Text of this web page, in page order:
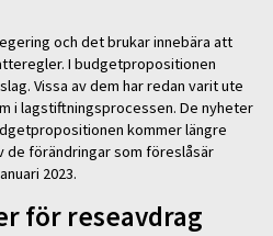
och det brukar innebära att
I budgetpropositionen
Vissa av dem har redan varit ute
i lagstiftningsprocessen. De nyheter
kommer längre
de förändringar som föreslåsär
2023.
för reseavdrag